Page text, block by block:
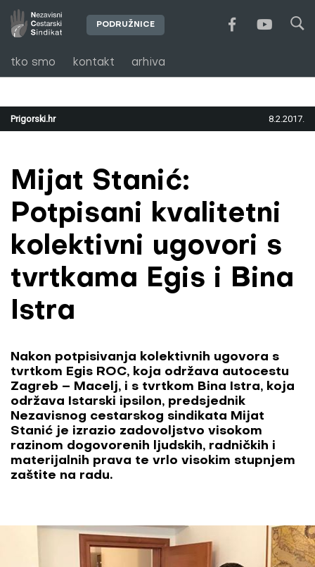
tko smo kontakt arhiva
PODRUŽNICE
Prigorski.hr 8.2.2017.
Mijat Stanić:
Potpisani kvalitetni
kolektivni ugovori s
tvrtkama Egis i Bina
Istra
Nakon potpisivanja kolektivnih ugovora s
tvrtkom Egis ROC, koja održava autocestu
Zagreb – Macelj, i s tvrtkom Bina Istra, koja
održava Istarski ipsilon, predsjednik
Nezavisnog cestarskog sindikata Mijat
Stanić je izrazio zadovoljstvo visokom
razinom dogovorenih ljudskih, radničkih i
materijalnih prava te vrlo visokim stupnjem
zaštite na radu.